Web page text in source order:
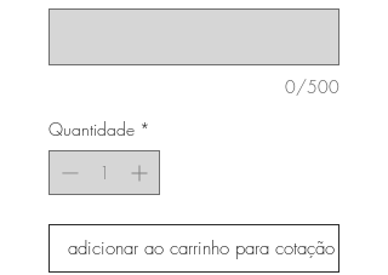
0/500
Quantidade *
adicionar ao carrinho para cotação